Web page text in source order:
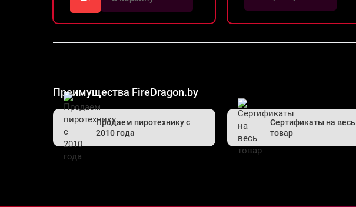
Преимущества FireDragon.by
Продаем пиротехнику с
2010 года
Сертификаты на весь
товар